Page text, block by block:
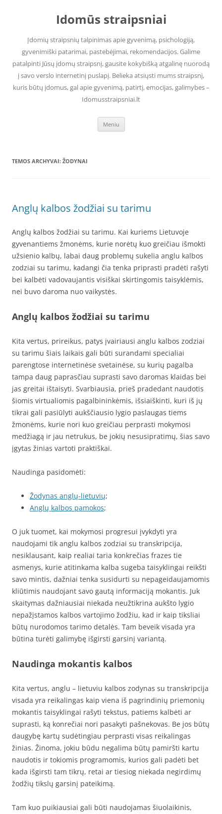
Idomūs straipsniai
Įdomių straipsnių talpinimas apie gyvenimą, psichologiją,
gyvenimiški patarimai, pastebėjimai, rekomendacijos. Galime
patalpinti Jūsų įdomų straipsnį, gausite kokybišką atgalinę nuorodą
į savo verslo internetinį puslapį. Belieka atsiųsti mums straipsnį,
kuris būtų įdomus, gal apie gyvenimą, patirtį, emocijas, galimybes –
Idomusstraipsniai.lt
Meniu
TEMOS ARCHYVAI: ŽODYNAI
Anglų kalbos žodžiai su tarimu
Anglų kalbos žodžiai su tarimu. Kai kuriems Lietuvoje
gyvenantiems žmonėms, kurie norėtų kuo greičiau išmokti
užsienio kalbų, labai daug problemų sukelia anglu kalbos
zodziai su tarimu, kadangi čia tenka priprasti pradėti rašyti
bei kalbėti vadovaujantis visiškai skirtingomis taisyklėmis,
nei buvo daroma nuo vaikystės.
Anglų kalbos žodžiai su tarimu
Kita vertus, prireikus, patys įvairiausi anglu kalbos zodziai
su tarimu šiais laikais gali būti surandami specialiai
parengtose internetinėse svetainėse, su kurių pagalba
tampa daug paprasčiau suprasti savo daromas klaidas bei
jas greitai ištaisyti. Svarbiausia, prieš pradedant naudotis
šiomis virtualiomis pagalbininkėmis, išsiaiškinti, kuri iš jų
tikrai gali pasiūlyti aukščiausio lygio paslaugas tiems
žmonėms, kurie nori kuo greičiau perprasti mokymosi
medžiagą ir jau netrukus, be jokių nesusipratimų, šias savo
įgytas žinias vartoti praktiškai.
Naudinga pasidomėti:
Žodynas anglų-lietuvių;
Anglų kalbos pamokos;
O juk tuomet, kai mokymosi progresui įvykdyti yra
naudojami tik anglu kalbos zodziai su transkripcija,
nesiklausant, kaip realiai taria konkrečias frazes tie
asmenys, kurie atitinkama kalba sugeba taisyklingai reikšti
savo mintis, dažniai tenka susidurti su nepageidaujamomis
kliūtimis naudojant savo gautą informaciją mokantis. Juk
skaitymas dažniausiai niekada neužtikrina aukšto lygio
nepažįstamos kalbos vartojimo žodžiu, kad ir kaip tiksliai
būtų nurodomos tarimo detalės. Tam beveik visada yra
būtina turėti galimybę išgirsti garsinį variantą.
Naudinga mokantis kalbos
Kita vertus, anglu – lietuviu kalbos zodynas su transkripcija
visada yra reikalingas kaip viena iš pagrindinių priemonių
mokantis taisyklingai rašyti tekstus, patiems kalbėti ar
suprasti, ką konrečiai nori pasakyti pašnekovas. Be jos būtų
daugybę kartų sudėtingiau perprasti visas reikalingas
žinias. Žinoma, jokiu būdu negalima būtų pamiršti kartu
naudotis ir tokiomis programomis, kurios gali padėti bet
kada išgirsti tam tikrų, retai ar tiesiog niekada negirdimų
žodžių tikslų garsinį pateikimą.
Tam kuo puikiausiai gali būti naudojamas šiuolaikinis,